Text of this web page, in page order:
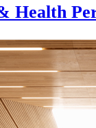
Health